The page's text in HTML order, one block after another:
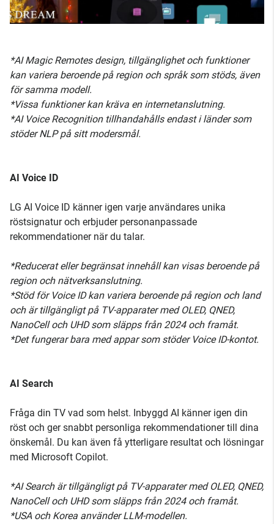
*AI Magic Remotes design, tillgänglighet och funktioner
kan variera beroende på region och språk som stöds, även
för samma modell.
*Vissa funktioner kan kräva en internetanslutning.
*AI Voice Recognition tillhandahålls endast i länder som
stöder NLP på sitt modersmål.
AI Voice ID
LG AI Voice ID känner igen varje användares unika
röstsignatur och erbjuder personanpassade
rekommendationer när du talar.
*Reducerat eller begränsat innehåll kan visas beroende på
region och nätverksanslutning.
*Stöd för Voice ID kan variera beroende på region och land
och är tillgängligt på TV-apparater med OLED, QNED,
NanoCell och UHD som släpps från 2024 och framåt.
*Det fungerar bara med appar som stöder Voice ID-kontot.
AI Search
Fråga din TV vad som helst. Inbyggd AI känner igen din
röst och ger snabbt personliga rekommendationer till dina
önskemål. Du kan även få ytterligare resultat och lösningar
med Microsoft Copilot.
*AI Search är tillgängligt på TV-apparater med OLED, QNED,
NanoCell och UHD som släpps från 2024 och framåt.
*USA och Korea använder LLM-modellen.